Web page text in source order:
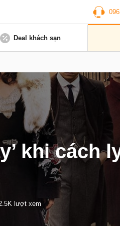
Deal khách sạn
khi cách
lượt xem